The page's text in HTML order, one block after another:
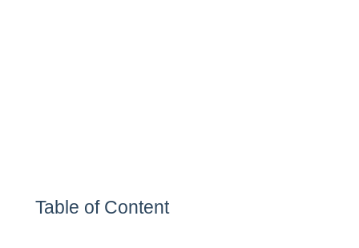
Table of Content